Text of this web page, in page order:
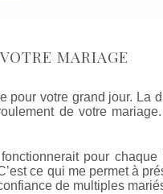
MARIAGE
pour votre grand jour.
de votre
pour
ce qui me permet à
de multiples